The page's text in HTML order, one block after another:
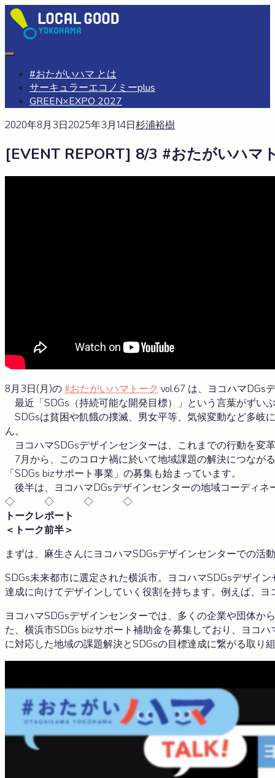
Skip
content
#おたがいハマ とは
サーキュラーエコノミーplus
GREEN×EXPO 2027
2020年8月3日2025年3月14日杉浦裕樹
[EVENT REPORT] 8/3 #おたがいハマ
8月3日(月)の#おたがいハマトーク vol.67 は、ヨコハマDGs
最近「SDGs（持続可能な開発目標）」という言葉がずい
SDGsは貧困や飢餓の撲滅、男女平等、気候変動など多岐
ん。
ヨコハマSDGsデザインセンターは、これまでの行動を変
7月から、このコロナ禍に於いて地域課題の解決につなが
「SDGs bizサポート事業」の募集も始まっています。
後半は、ヨコハマDGsデザインセンターの地域コーディ
◇ ◇ ◇ ◇
トークレポート
＜トーク前半＞
まずは、麻生さんにヨコハマSDGsデザインセンターでの活
SDGs未来都市に選定された横浜市。ヨコハマSDGsデザイ
達成に向けてデザインしていく役割を持ちます。例えば、
ヨコハマSDGsデザインセンターでは、多くの企業や団体
た、横浜市SDGs bizサポート補助金を募集しており、ヨコ
に対応した地域の課題解決とSDGsの目標達成に繋がる取り